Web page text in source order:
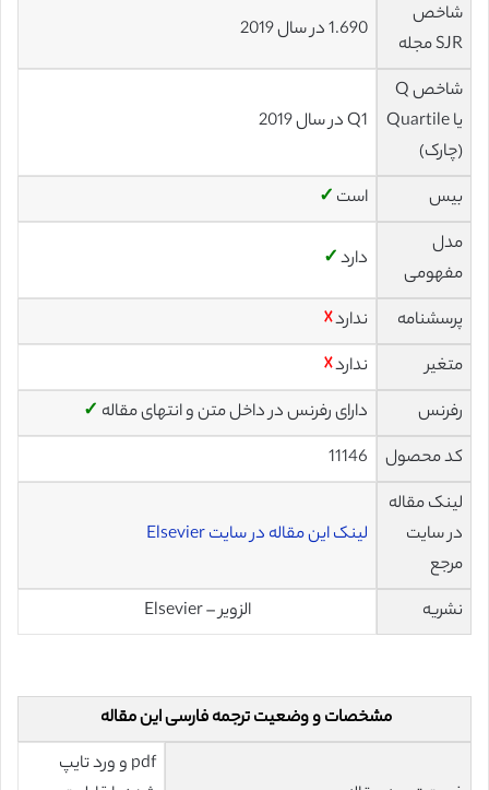
شاخص
SJR مجله
1.690 در سال 2019
شاخص Q
یا Quartile
(چارک)
Q1 در سال 2019
بیس است ✓
مدل
مفهومی
دارد✓
پرسشنامه ندارد☓
متغیر
ندارد☓
رفرنس
دارای رفرنس در داخل متن و انتهای مقاله ✓
کد محصول
11146
لینک مقاله
در سایت
مرجع
لینک این مقاله در سایت Elsevier
نشریه الزویر – Elsevier
مشخصات و وضعیت ترجمه فارسی این مقاله
pdf و ورد تایپ